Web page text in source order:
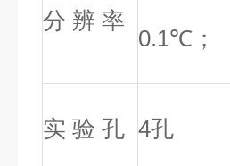
分 辨 率
0.1℃；
实 验 孔 4孔